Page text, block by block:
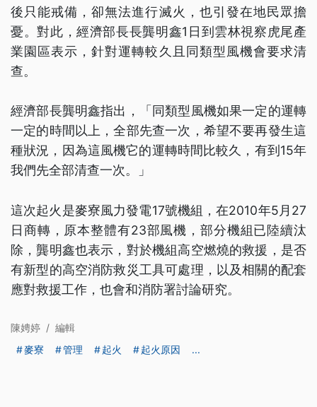
後只能戒備，卻無法進行滅火，也引發在地民眾擔
憂。對此，經濟部長長龔明鑫1日到雲林視察虎尾產
業園區表示，針對運轉較久且同類型風機會要求清
查。
經濟部長龔明鑫指出，「同類型風機如果一定的運轉
一定的時間以上，全部先查一次，希望不要再發生這
種狀況，因為這風機它的運轉時間比較久，有到15年
我們先全部清查一次。」
這次起火是麥寮風力發電17號機組，在2010年5月27
日商轉，原本整體有23部風機，部分機組已陸續汰
除，龔明鑫也表示，對於機組高空燃燒的救援，是否
有新型的高空消防救災工具可處理，以及相關的配套
應對救援工作，也會和消防署討論研究。
陳娉婷 / 編輯
麥寮
管理 起火 起火原因 ...